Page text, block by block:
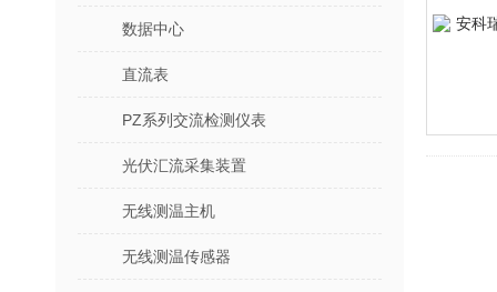
数据中心
直流表
PZ系列交流检测仪表
光伏汇流采集装置
无线测温主机
无线测温传感器